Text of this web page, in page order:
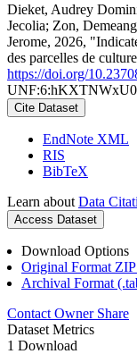
Dieket, Audrey
Jecolia; Zon,
Jerome, 2026,
des parcelles de
https://doi.org/
Cite Dataset
EndNote XML
RIS
BibTeX
Learn about Data
Access Dataset
Download Options
Original Format
Archival Format
Contact Owner Share
Dataset Metrics
1 Download